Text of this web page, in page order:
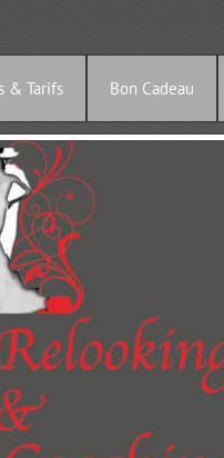
& Tarifs Bon Cadeau